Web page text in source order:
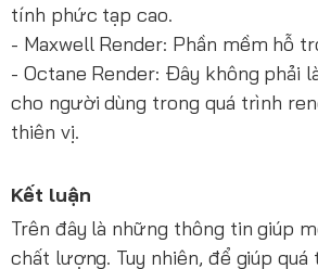
tính phức tạp cao.
- Maxwell Render: Phần mềm hỗ
- Octane Render: Đây không phải
cho người dùng trong quá trình
thiên vị.
Kết luận
Trên đây là những thông tin giúp
chất lượng. Tuy nhiên, để giúp